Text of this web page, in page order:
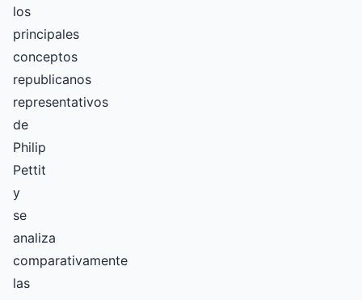
los
principales
conceptos
republicanos
representativos
de
Philip
Pettit
y
se
analiza
comparativamente
las